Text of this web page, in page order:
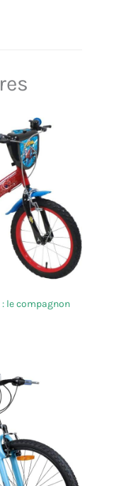
: le compagnon